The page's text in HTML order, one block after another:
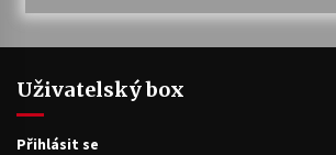
Uživatelský box
Přihlásit se